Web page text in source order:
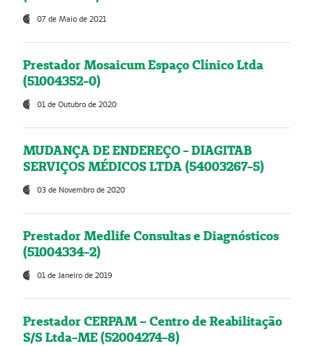
07 de Maio de 2021
Prestador Mosaicum Espaço Clínico Ltda
(51004352-0)
01 de Outubro de 2020
MUDANÇA DE ENDEREÇO - DIAGITAB
SERVIÇOS MÉDICOS LTDA (54003267-5)
03 de Novembro de 2020
Prestador Medlife Consultas e Diagnósticos
(51004334-2)
01 de Janeiro de 2019
Prestador CERPAM – Centro de Reabilitação
S/S Ltda-ME (52004274-8)